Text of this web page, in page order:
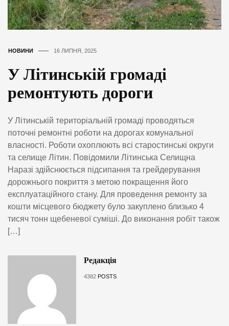
НОВИНИ 16 ЛИПНЯ, 2025
У Літинській громаді
ремонтують дороги
У Літинській територіальній громаді проводяться
поточні ремонтні роботи на дорогах комунальної
власності. Роботи охоплюють всі старостинські округи
та селище Літин. Повідомили Літинська Селищна
Наразі здійснюється підсипання та грейдерування
дорожнього покриття з метою покращення його
експлуатаційного стану. Для проведення ремонту за
кошти місцевого бюджету було закуплено близько 4
тисяч тонн щебеневої суміші. До виконання робіт також
[…]
Редакція
4382 POSTS